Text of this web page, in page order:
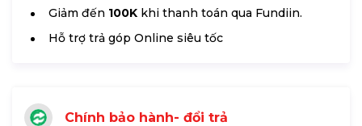
Giảm đến 100K khi thanh toán qua Fundiin.
Hỗ trợ trả góp Online siêu tốc
Chính bảo hành- đổi trả